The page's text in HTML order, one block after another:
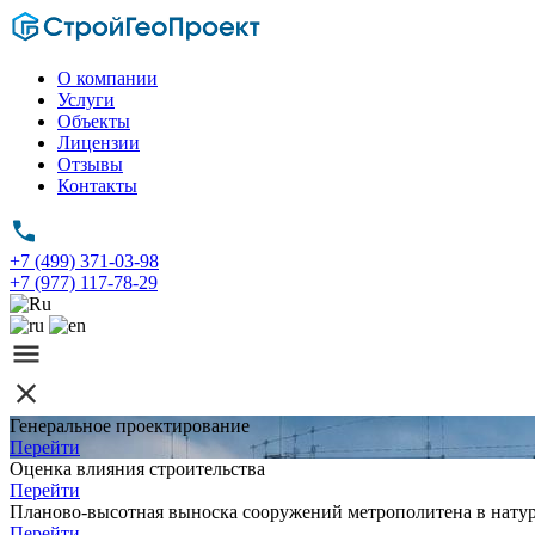
О компании
Услуги
Объекты
Лицензии
Отзывы
Контакты
+7 (499) 371-03-98
+7 (977) 117-78-29
Генеральное проектирование
Перейти
Оценка влияния строительства
Перейти
Планово-высотная выноска сооружений метрополитена в